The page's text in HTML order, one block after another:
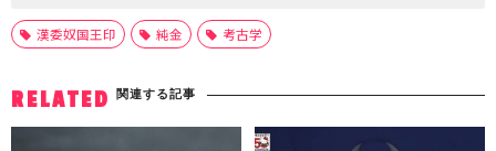
漢委奴国王印 純金 考古学
RELATED 関連する記事